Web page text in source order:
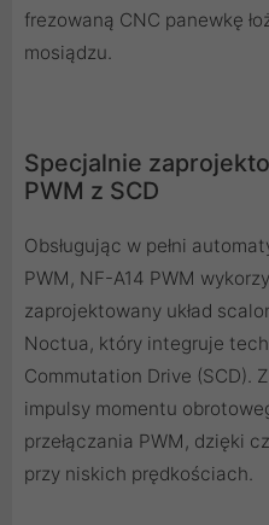
frezowaną CNC panewkę
mosiądzu.
Specjalnie
PWM z SCD
Obsługując w pełni
PWM, NF-A14 PWM
zaprojektowany układ
Noctua, który integruje
Commutation Drive (SCD).
impulsy momentu
przełączania PWM, dzięki
przy niskich prędkościach.